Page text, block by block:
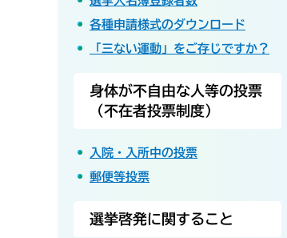
各種申請様式のダウンロード
「三ない運動」をご存じですか？
身体が不自由な人等の投票
（不在者投票制度）
入院・入所中の投票
郵便等投票
選挙啓発に関すること